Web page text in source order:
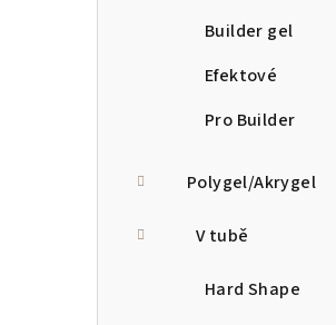
Builder gel
Efektové
Pro Builder
Polygel/Akrygel
V tubě
Hard Shape